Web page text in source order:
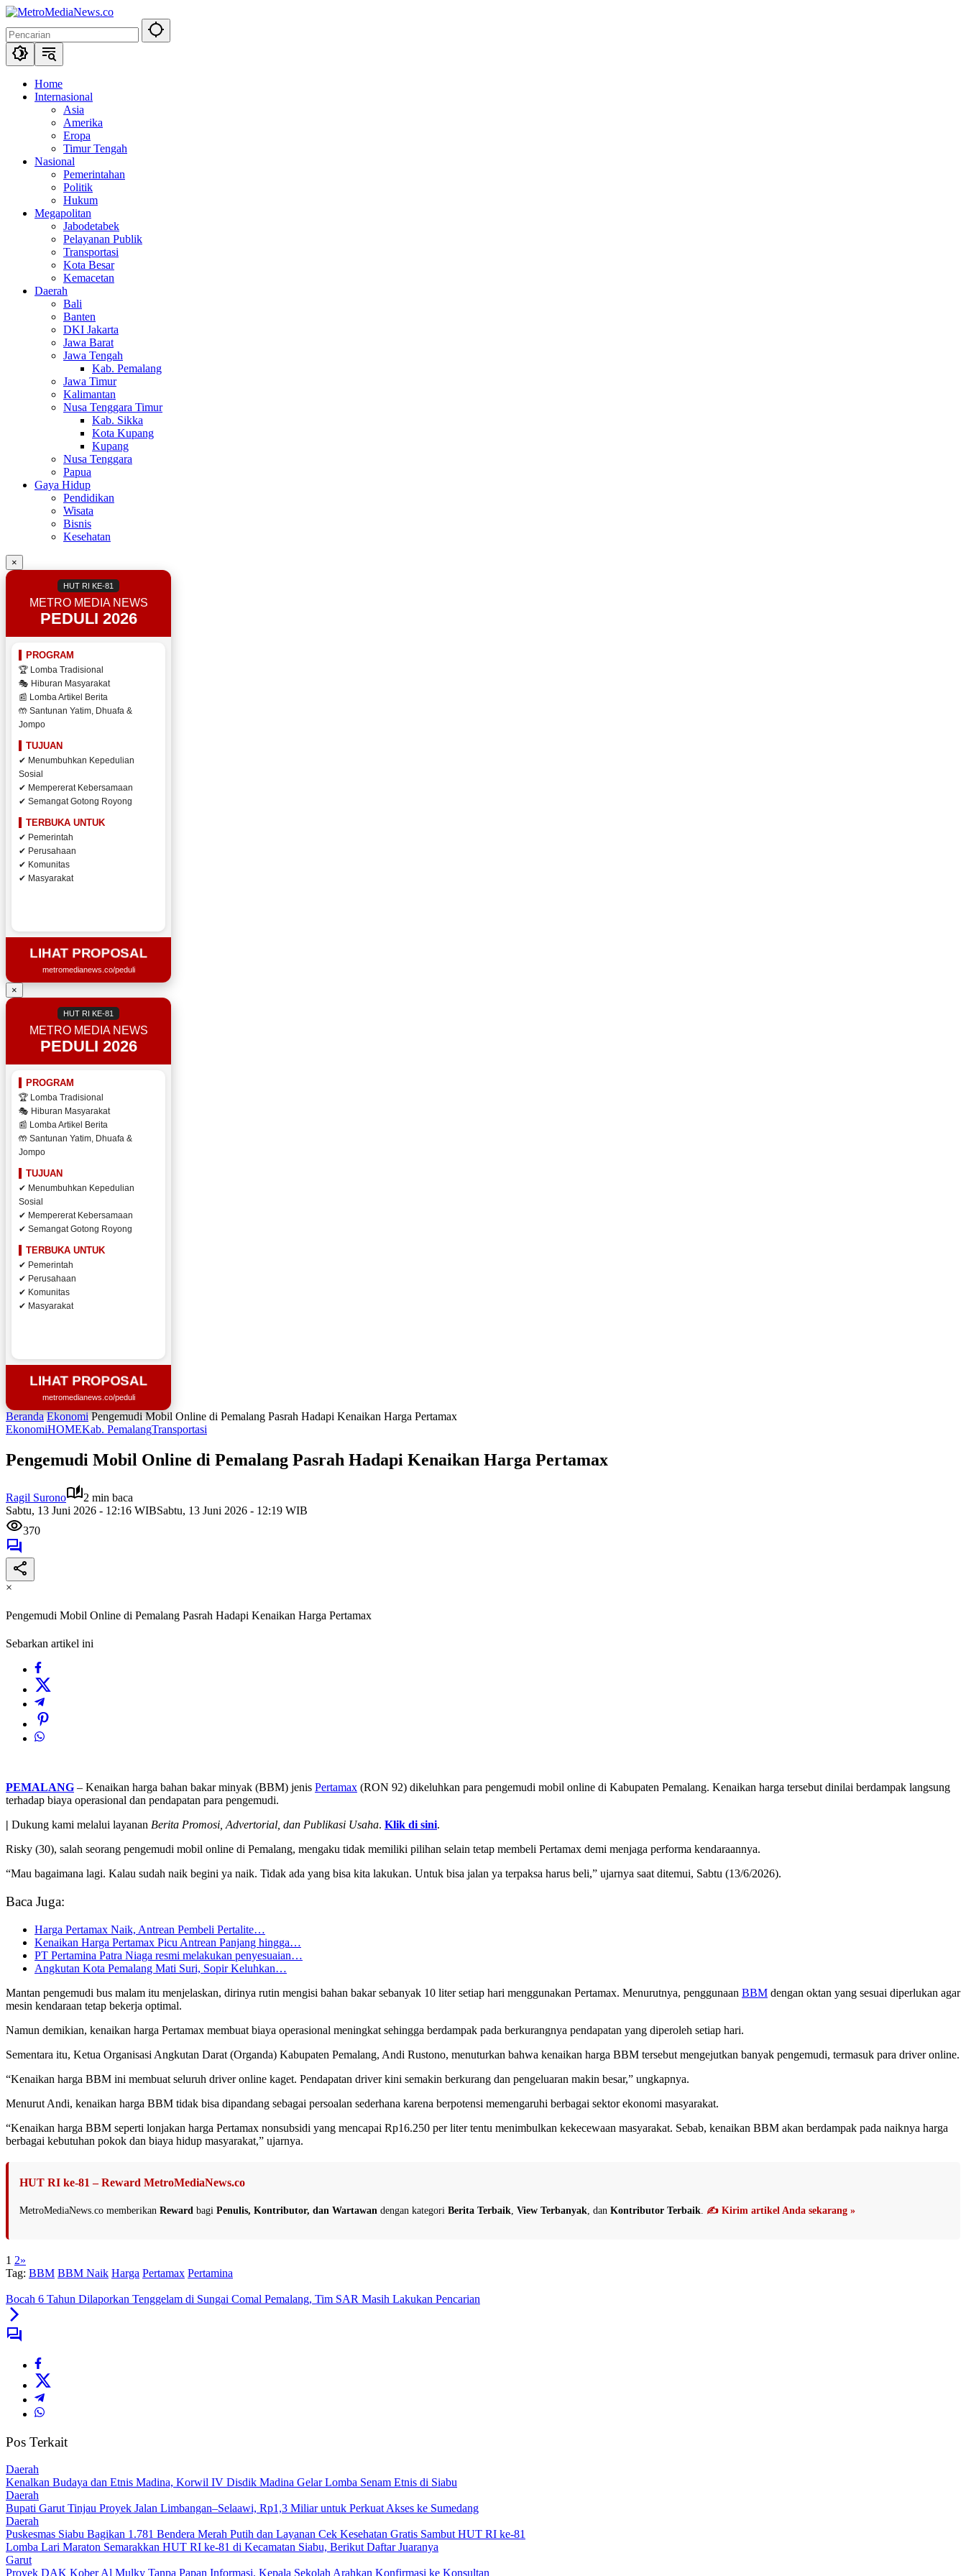
Langsung
konten
Home
Internasional
Asia
Amerika
Eropa
Timur Tengah
Nasional
Pemerintahan
Politik
Hukum
Megapolitan
Jabodetabek
Pelayanan Publik
Transportasi
Kota Besar
Kemacetan
Daerah
Bali
Banten
DKI Jakarta
Jawa Barat
Jawa Tengah
Kab. Pemalang
Jawa Timur
Kalimantan
Nusa Tenggara Timur
Kab. Sikka
Kota Kupang
Kupang
Nusa Tenggara
Papua
Gaya Hidup
Pendidikan
Wisata
Bisnis
Kesehatan
×
HUT RI KE-81
METRO MEDIA NEWS
PEDULI 2026
PROGRAM
🏆 Lomba Tradisional
🎭 Hiburan Masyarakat
📰 Lomba Artikel Berita
🤲 Santunan Yatim, Dhuafa &
Jompo
TUJUAN
✔ Menumbuhkan Kepedulian
Sosial
✔ Mempererat Kebersamaan
✔ Semangat Gotong Royong
TERBUKA UNTUK
✔ Pemerintah
✔ Perusahaan
✔ Komunitas
✔ Masyarakat
LIHAT PROPOSAL
metromedianews.co/peduli
×
HUT RI KE-81
METRO MEDIA NEWS
PEDULI 2026
PROGRAM
🏆 Lomba Tradisional
🎭 Hiburan Masyarakat
📰 Lomba Artikel Berita
🤲 Santunan Yatim, Dhuafa &
Jompo
TUJUAN
✔ Menumbuhkan Kepedulian
Sosial
✔ Mempererat Kebersamaan
✔ Semangat Gotong Royong
TERBUKA UNTUK
✔ Pemerintah
✔ Perusahaan
✔ Komunitas
✔ Masyarakat
LIHAT PROPOSAL
metromedianews.co/peduli
Beranda Ekonomi Pengemudi Mobil Online di Pemalang Pasrah Hadapi Kenaikan Harga Pertamax
EkonomiHOMEKab. PemalangTransportasi
Pengemudi Mobil Online di Pemalang Pasrah Hadapi Kenaikan Harga Pertamax
Ragil Surono
2 min baca
Sabtu, 13 Juni 2026 - 12:16 WIBSabtu, 13 Juni 2026 - 12:19 WIB
370
×
Pengemudi Mobil Online di Pemalang Pasrah Hadapi Kenaikan Harga Pertamax
Sebarkan artikel ini
PEMALANG – Kenaikan harga bahan bakar minyak (BBM) jenis Pertamax (RON 92) dikeluhkan para pengemudi mobil online di Kabupaten Pemalang. Kenaikan harga tersebut dinilai berdampak langsung
terhadap biaya operasional dan pendapatan para pengemudi.
| Dukung kami melalui layanan Berita Promosi, Advertorial, dan Publikasi Usaha. Klik di sini.
Risky (30), salah seorang pengemudi mobil online di Pemalang, mengaku tidak memiliki pilihan selain tetap membeli Pertamax demi menjaga performa kendaraannya.
“Mau bagaimana lagi. Kalau sudah naik begini ya naik. Tidak ada yang bisa kita lakukan. Untuk bisa jalan ya terpaksa harus beli,” ujarnya saat ditemui, Sabtu (13/6/2026).
Baca Juga:
Harga Pertamax Naik, Antrean Pembeli Pertalite…
Kenaikan Harga Pertamax Picu Antrean Panjang hingga…
PT Pertamina Patra Niaga resmi melakukan penyesuaian…
Angkutan Kota Pemalang Mati Suri, Sopir Keluhkan…
Mantan pengemudi bus malam itu menjelaskan, dirinya rutin mengisi bahan bakar sebanyak 10 liter setiap hari menggunakan Pertamax. Menurutnya, penggunaan BBM dengan oktan yang sesuai diperlukan agar
mesin kendaraan tetap bekerja optimal.
Namun demikian, kenaikan harga Pertamax membuat biaya operasional meningkat sehingga berdampak pada berkurangnya pendapatan yang diperoleh setiap hari.
Sementara itu, Ketua Organisasi Angkutan Darat (Organda) Kabupaten Pemalang, Andi Rustono, menuturkan bahwa kenaikan harga BBM tersebut mengejutkan banyak pengemudi, termasuk para driver online.
“Kenaikan harga BBM ini membuat seluruh driver online kaget. Pendapatan driver kini semakin berkurang dan pengeluaran makin besar,” ungkapnya.
Menurut Andi, kenaikan harga BBM tidak bisa dipandang sebagai persoalan sederhana karena berpotensi memengaruhi berbagai sektor ekonomi masyarakat.
“Kenaikan harga BBM seperti lonjakan harga Pertamax nonsubsidi yang mencapai Rp16.250 per liter tentu menimbulkan kekecewaan masyarakat. Sebab, kenaikan BBM akan berdampak pada naiknya harga
berbagai kebutuhan pokok dan biaya hidup masyarakat,” ujarnya.
HUT RI ke-81 – Reward MetroMediaNews.co
MetroMediaNews.co memberikan Reward bagi Penulis, Kontributor, dan Wartawan dengan kategori Berita Terbaik View Terbanyak , dan Kontributor Terbaik ✍️ Kirim artikel Anda sekarang »
1 2»
Tag: BBM BBM Naik Harga Pertamax Pertamina
Bocah 6 Tahun Dilaporkan Tenggelam di Sungai Comal Pemalang, Tim SAR Masih Lakukan Pencarian
Pos Terkait
Daerah
Kenalkan Budaya dan Etnis Madina, Korwil IV Disdik Madina Gelar Lomba Senam Etnis di Siabu
Daerah
Bupati Garut Tinjau Proyek Jalan Limbangan–Selaawi, Rp1,3 Miliar untuk Perkuat Akses ke Sumedang
Daerah
Puskesmas Siabu Bagikan 1.781 Bendera Merah Putih dan Layanan Cek Kesehatan Gratis Sambut HUT RI ke-81
Lomba Lari Maraton Semarakkan HUT RI ke-81 di Kecamatan Siabu, Berikut Daftar Juaranya
Garut
Proyek DAK Kober Al Mulky Tanpa Papan Informasi, Kepala Sekolah Arahkan Konfirmasi ke Konsultan